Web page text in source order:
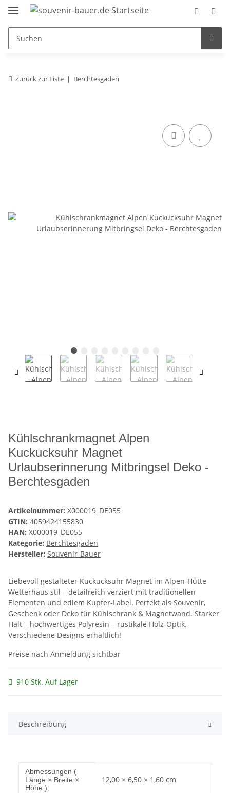
Zurück zur Liste Berchtesgaden
Kühlschrankmagnet Alpen
Kuckucksuhr Magnet
Urlaubserinnerung Mitbringsel Deko -
Berchtesgaden
Artikelnummer: X000019_DE055
GTIN: 4059424155830
HAN: X000019_DE055
Kategorie: Berchtesgaden
Hersteller: Souvenir-Bauer
Liebevoll gestalteter Kuckucksuhr Magnet im Alpen-Hütte
Wetterhaus stil – detailreich verziert mit traditionellen
Elementen und edlem Kupfer-Label. Perfekt als Souvenir,
Geschenk oder Deko für Kühlschrank & Magnetwand. Starker
Halt – hochwertiges Polyresin – rustikale Holz-Optik.
Verschiedene Designs erhältlich!
Preise nach Anmeldung sichtbar
910 Stk. Auf Lager
Beschreibung
Produkteigenschaft
Wert
Abmessungen (
Länge × Breite ×
Höhe ):
12,00 × 6,50 × 1,60 cm